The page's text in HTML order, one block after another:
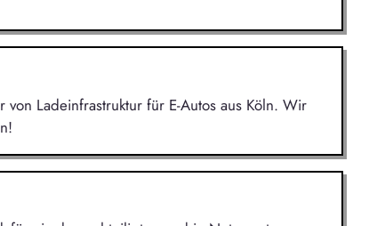
Ladeinfrastruktur für E-Autos aus Köln. Wir